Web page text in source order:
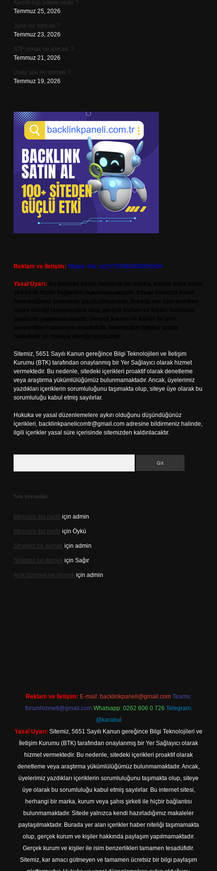
Kemik iliği ödemi nedir ?
Temmuz 25, 2026
June kız ismi mi ?
Temmuz 23, 2026
ATF olmak ne demek ?
Temmuz 21, 2026
Üvey aile ne demek ?
Temmuz 19, 2026
Reklam ve İletişim: Skype: live:.cid.575569c608265c69
Yasal Uyarı:
Sitemiz, 5651 Sayılı Kanun gereğince Bilgi Teknolojileri ve İletişim
Kurumu (BTK) tarafından onaylanmış bir Yer Sağlayıcı olarak hizmet
vermektedir. Bu nedenle, sitedeki içerikleri proaktif olarak denetleme
veya araştırma yükümlülüğümüz bulunmamaktadır. Ancak, üyelerimiz
yazdıkları içeriklerin sorumluluğunu taşımakta olup, siteye üye olarak bu
sorumluluğu kabul etmiş sayılırlar.
Hukuka ve yasal düzenlemelere aykırı olduğunu düşündüğünüz
içerikleri, backlinkpanelicomtr@gmail.com adresine bildirmeniz halinde,
ilgili içerikler yasal süre içerisinde sitemizden kaldırılacaktır.
Son yorumlar
Meşcere tipi nedir için admin
Meşcere tipi nedir için Öykü
Straplez ne demek için admin
Straplez ne demek için Sağır
Azık düzmek ne demek için admin
Reklam ve İletişim: E-mail: backlinkpaneli@gmail.com Teams:
forumhizmeti@gmail.com Whatsapp: 0262 606 0 726 Telegram:
@karabul
Yasal Uyarı: Sitemiz, 5651 Sayılı Kanun gereğince Bilgi Teknolojileri ve
İletişim Kurumu (BTK) tarafından onaylanmış bir Yer Sağlayıcı olarak
hizmet vermektedir. Bu nedenle, sitedeki içerikleri proaktif olarak
denetleme veya araştırma yükümlülüğümüz bulunmamaktadır. Ancak,
üyelerimiz yazdıkları içeriklerin sorumluluğunu taşımakta olup, siteye
üye olarak bu sorumluluğu kabul etmiş sayılırlar. Bu internet sitesi,
herhangi bir marka, kurum veya şahıs şirketi ile hiçbir bağlantısı
bulunmamaktadır. Sitede yalnızca kendi hazırladığımız makaleler
paylaşılmaktadır. Burada yer alan içerikler haber niteliği taşımamakta
olup, gerçek kurum ve kişiler hakkında paylaşım yapılmamaktadır.
Gerçek kurum ve kişiler ile isim benzerlikleri tamamen tesadüfidir.
Sitemiz, kar amacı gütmeyen ve tamamen ücretsiz bir bilgi paylaşım